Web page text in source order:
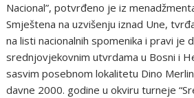
Nacional”, potvrđeno je iz
Smještena na uzvišenju iznad Une,
na listi nacionalnih spomenika i pravi je
srednjovjekovnim utvrdama u Bosni i
sasvim posebnom lokalitetu Dino
davne 2000. godine u okviru turneje